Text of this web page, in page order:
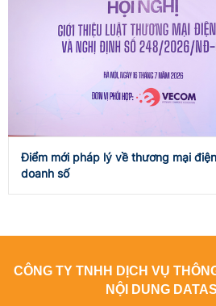
Điểm mới pháp lý về thương mại
doanh số
CÔNG TY TNHH DỊCH VỤ
NỘI DUNG